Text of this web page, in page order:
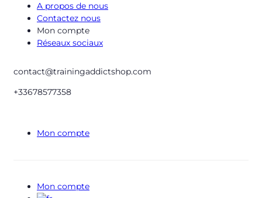
A propos de nous
Contactez nous
Mon compte
Réseaux sociaux
contact@trainingaddictshop.com
+33678577358
Mon compte
Mon compte